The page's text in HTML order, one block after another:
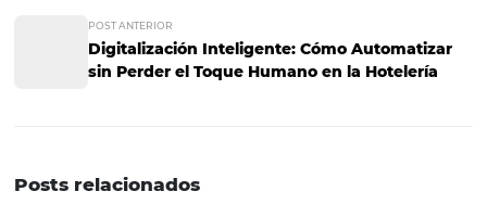
Con la mayor base de datos del sector en América
práctica y planificación estratégica continua.